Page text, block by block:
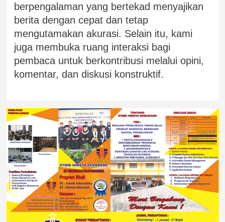
berpengalaman yang bertekad menyajikan
berita dengan cepat dan tetap
mengutamakan akurasi. Selain itu, kami
juga membuka ruang interaksi bagi
pembaca untuk berkontribusi melalui opini,
komentar, dan diskusi konstruktif.